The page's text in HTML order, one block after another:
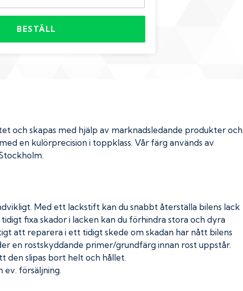
BESTÄLL
och skapas med hjälp av marknadsledande produkter och
en kulörprecision i toppklass. Vår färg används av
Med ett lackstift kan du snabbt återställa bilens lack
fixa skador i lacken kan du förhindra stora och dyra
att reparera i ett tidigt skede om skadan har nått bilens
en rostskyddande primer/grundfärg innan rost uppstår.
den slipas bort helt och hållet.
ev. försäljning.